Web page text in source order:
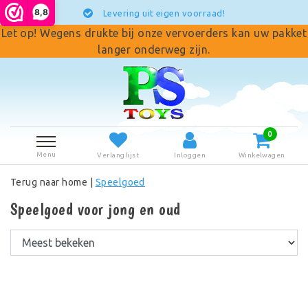
8,8 Levering uit eigen voorraad!
Let op! Wegens drukte bij onze vervoerders kan uw pakket
langer onderweg zijn.
Menu Verlanglijst Inloggen
0
Winkelwagen
Terug naar home Speelgoed
Speelgoed voor jong en oud